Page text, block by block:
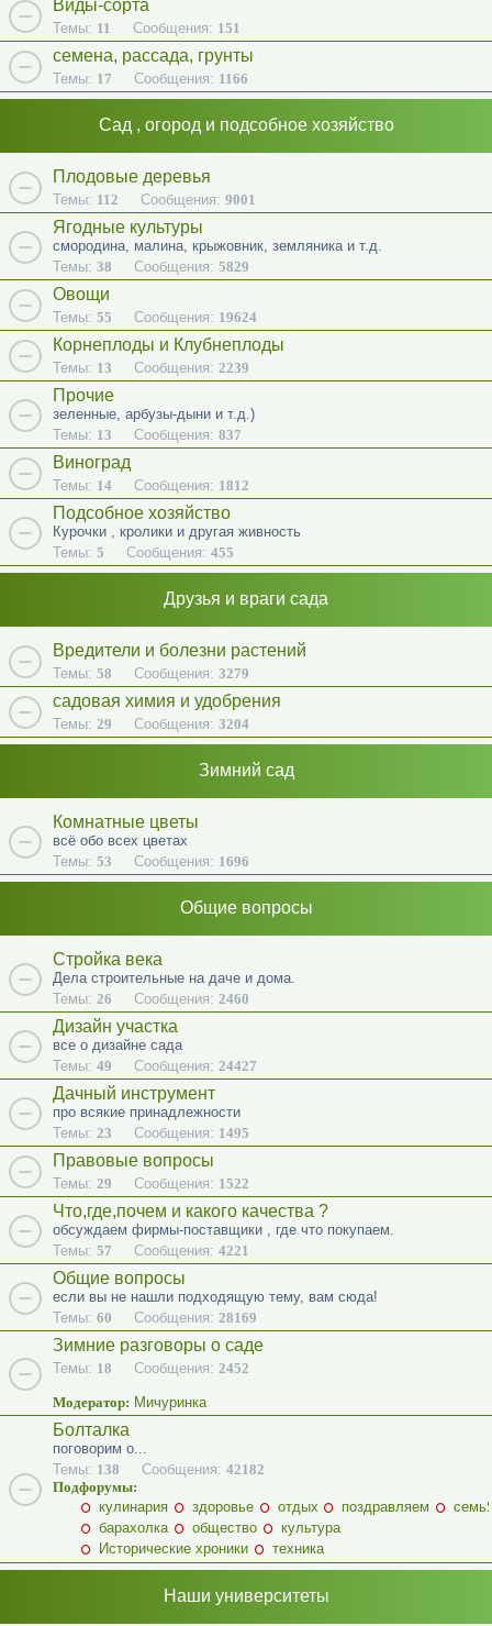
Виды-сорта
Темы: 11 Сообщения: 151
семена, рассада, грунты
Темы: 17 Сообщения: 1166
Сад , огород и подсобное хозяйство
Плодовые деревья
Темы: 112 Сообщения: 9001
Ягодные культуры
смородина, малина, крыжовник, земляника и т.д.
Темы: 38 Сообщения: 5829
Овощи
Темы: 55 Сообщения: 19624
Корнеплоды и Клубнеплоды
Темы: 13 Сообщения: 2239
Прочие
зеленные, арбузы-дыни и т.д.)
Темы: 13 Сообщения: 837
Виноград
Темы: 14 Сообщения: 1812
Подсобное хозяйство
Курочки , кролики и другая живность
Темы: 5 Сообщения: 455
Друзья и враги сада
Вредители и болезни растений
Темы: 58 Сообщения: 3279
садовая химия и удобрения
Темы: 29 Сообщения: 3204
Зимний сад
Комнатные цветы
всё обо всех цветах
Темы: 53 Сообщения: 1696
Общие вопросы
Стройка века
Дела строительные на даче и дома.
Темы: 26 Сообщения: 2460
Дизайн участка
все о дизайне сада
Темы: 49 Сообщения: 24427
Дачный инструмент
про всякие принадлежности
Темы: 23 Сообщения: 1495
Правовые вопросы
Темы: 29 Сообщения: 1522
Что,где,почем и какого качества ?
обсуждаем фирмы-поставщики , где что покупаем.
Темы: 57 Сообщения: 4221
Общие вопросы
если вы не нашли подходящую тему, вам сюда!
Темы: 60 Сообщения: 28169
Зимние разговоры о саде
Темы: 18 Сообщения: 2452
Модератор: Мичуринка
Болталка
поговорим о...
Темы: 138 Сообщения: 42182
Подфорумы:
кулинария
здоровье отдых поздравляем
барахолка
общество
культура
Исторические хроники
техника
Наши университеты